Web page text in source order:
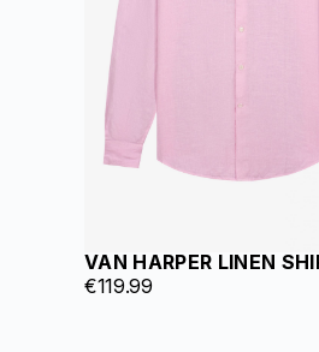
VAN HARPER LINEN
€119.99